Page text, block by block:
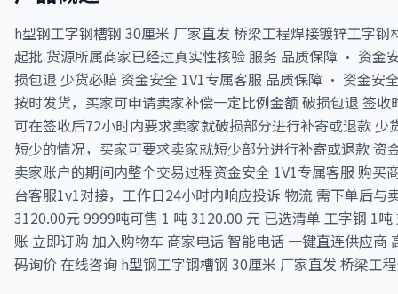
h型钢工字钢槽钢 30厘米 厂家直发 桥梁工程焊接镀锌工字钢
起批 货源所属商家已经过真实性核验 服务 品质保障 · 资金
损包退 少货必赔 资金安全 1V1专属客服 品质保障 · 资金安
按时发货，买家可申请卖家补偿一定比例金额 破损包退 签
可在签收后72小时内要求卖家就破损部分进行补寄或退款 少
短少的情况，买家可要求卖家就短少部分进行补寄或退款 资
卖家账户的期间内整个交易过程资金安全 1V1专属客服 购买
台客服1v1对接，工作日24小时内响应投诉 物流 需下单后与
3120.00元 9999吨可售 1 吨 3120.00 元 已选清单 工字钢 1
账 立即订购 加入购物车 商家电话 智能电话 一键直连供应商
码询价 在线咨询 h型钢工字钢槽钢 30厘米 厂家直发 桥梁工